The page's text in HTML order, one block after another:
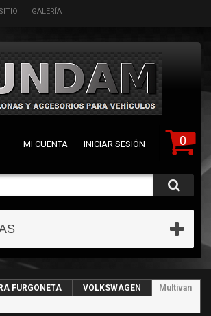
GALERÍA
0
MI CUENTA INICIAR SESIÓN
FURGONETA VOLKSWAGEN
Multivan